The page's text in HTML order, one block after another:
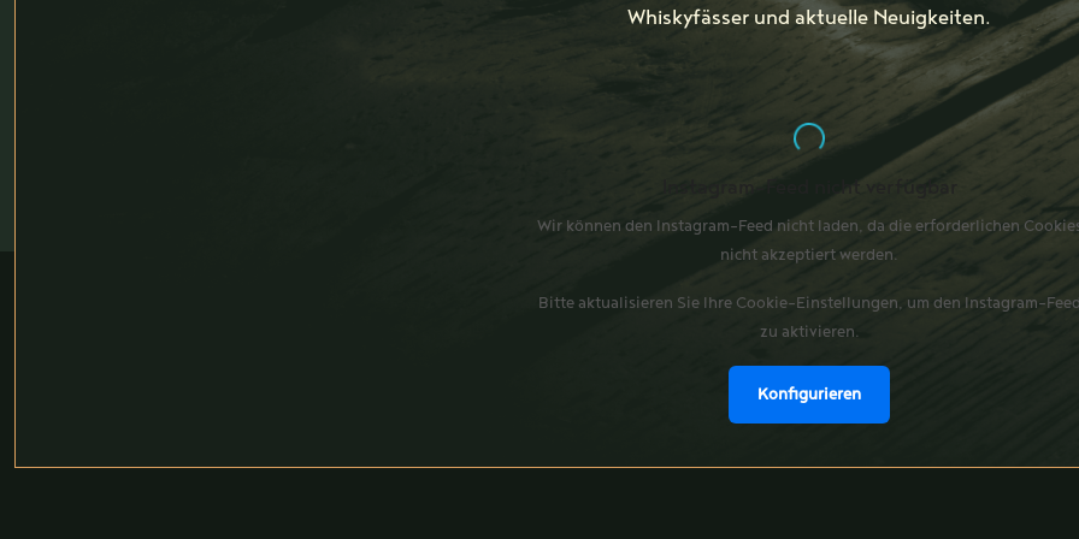
Whiskyfässer und aktuelle Neuigkeiten.
Instagram-Feed nicht verfügbar
Wir können den Instagram-Feed nicht laden, da die erforderlichen
nicht akzeptiert werden.
Bitte aktualisieren Sie Ihre Cookie-Einstellungen, um den Instagram-
zu aktivieren.
Konfigurieren